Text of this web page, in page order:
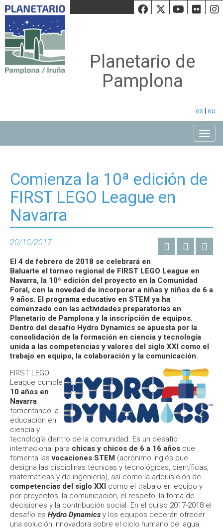
Facebook
Twiiter
Planetario de
Pamplona
es eu
Comienza la 10ª edición de
FIRST LEGO League en
Navarra
20/10/2017
El 4 de febrero de 2018 se celebrará en
Baluarte el torneo regional de FIRST LEGO League en
Navarra, la 10ª edición del proyecto en la Comunidad
Foral, con la novedad de incorporar a niñas y niños de 6 a
9 años. El programa educativo en STEM ya ha
comenzado con las actividades preparatorias en
Planetario de Pamplona y la inscripción de equipos.
Dentro del desafío Hydro Dynamics se apuesta por la
consolidación de la formación en ciencia y tecnología
unida a las competencias y valores del siglo XXI como el
trabajo en equipo, la colaboración y la comunicación.
FIRST LEGO
League cumple
10 años en
Navarra
fomentando la
educación en
ciencia y
tecnología dentro de la comunidad. Es un desafío
internacional para chicas y chicos de 6 a 16 años que
fomenta lasvocaciones STEM (acrónimo inglés que
designa las disciplinas técnicas y tecnológicas, científicas,
matemáticas y de ingeniería), así como la adquisición de
competencias del siglo XXI como el trabajo en equipo y
por proyectos, la comunicación, el respeto, la toma de
decisiones y la contribución social. En el curso 2017-2018 el
desafío es Hydro Dynamics y los equipos deberán ofrecer
una solución innovadora sobre el ciclo humano del agua.